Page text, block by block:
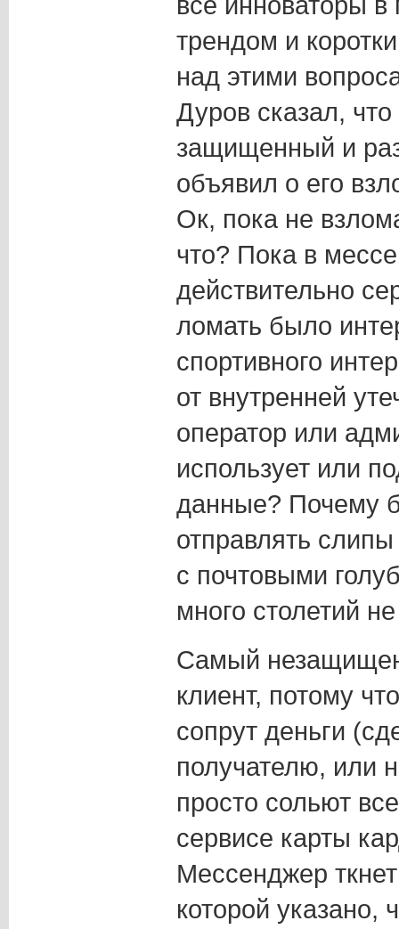
трендом и
над этими
Дуров сказал,
защищенный и
объявил о его
Ок, пока не
что? Пока в
действительно
ломать было
спортивного
от внутренней
оператор или
использует или
данные? Почему
отправлять
с почтовыми
много столетий
Самый
клиент, потому
сопрут деньги
получателю, или
просто сольют
сервисе карты
Мессенджер
которой указано,